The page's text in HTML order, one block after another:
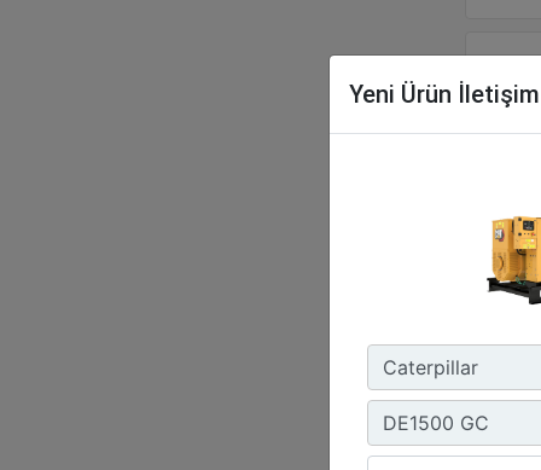
Cat®
100
Yeni Ürün